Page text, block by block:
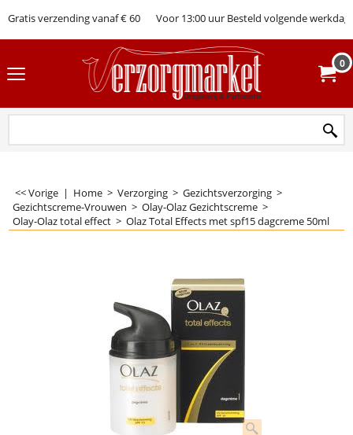
Gratis verzending vanaf € 60 Voor 13:00 uur Besteld volgende werkdag
0
<< Vorige | Home > Verzorging > Gezichtsverzorging >
Gezichtscreme-Vrouwen > Olay-Olaz Gezichtscreme >
Olay-Olaz total effect > Olaz Total Effects met spf15 dagcreme 50ml